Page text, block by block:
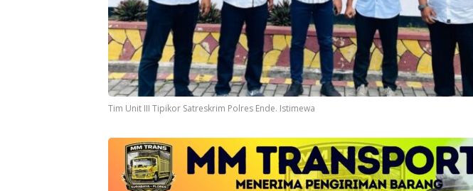
Tim Unit III Tipikor Satreskrim Polres Ende. Istimewa